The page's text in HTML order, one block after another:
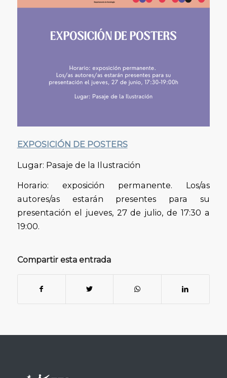
EXPOSICIÓN DE POSTERS
Lugar: Pasaje de la Ilustración
Horario: exposición permanente. Los/as
autores/as estarán presentes para su
presentación el jueves, 27 de julio, de 17:30 a
19:00.
Compartir esta entrada